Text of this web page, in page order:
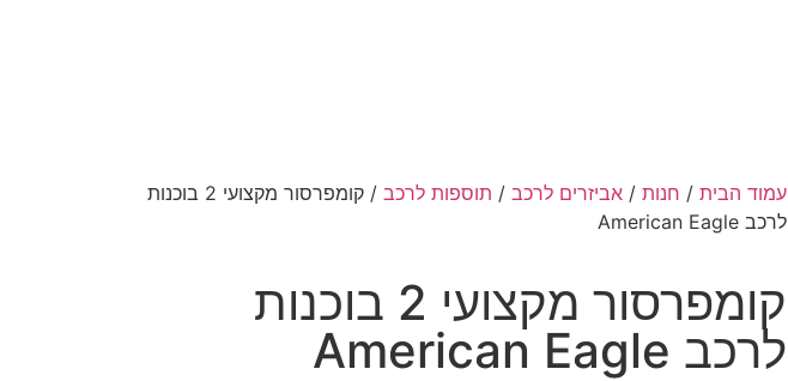
עמוד הבית / חנות / אביזרים לרכב / תוספות לרכב
/ קומפרסור מקצועי 2 בוכנות
לרכב American Eagle
קומפרסור מקצועי 2 בוכנות
לרכב American Eagle